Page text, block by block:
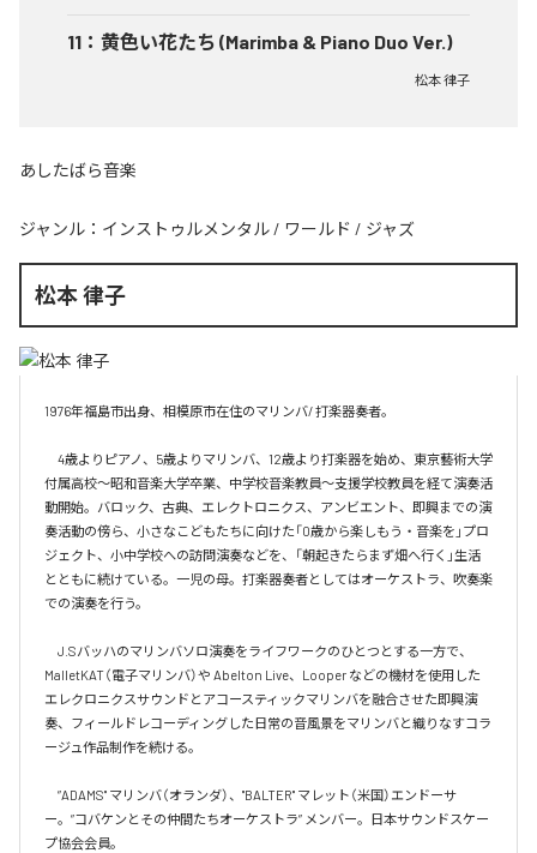
11 ： 黄色い花たち (Marimba & Piano Duo Ver.)
松本 律子
あしたばら音楽
ジャンル： インストゥルメンタル / ワールド / ジャズ
松本 律子
1976年福島市出身、相模原市在住のマリンバ/ 打楽器奏者。
4歳よりピアノ、5歳よりマリンバ、12歳より打楽器を始め、東京藝術大学
付属高校～昭和音楽大学卒業、中学校音楽教員～支援学校教員を経て演奏活
動開始。バロック、古典、エレクトロニクス、アンビエント、即興までの演
奏活動の傍ら、小さなこどもたちに向けた「0歳から楽しもう・音楽を」プロ
ジェクト、小中学校への訪問演奏などを、「朝起きたらまず畑へ行く」生活
とともに続けている。一児の母。打楽器奏者としてはオーケストラ、吹奏楽
での演奏を行う。
J.Sバッハのマリンバソロ演奏をライフワークのひとつとする一方で、
MalletKAT（電子マリンバ）や Abelton Live、Looper などの機材を使用した
エレクロニクスサウンドとアコースティックマリンバを融合させた即興演
奏、フィールドレコーディングした日常の音風景をマリンバと織りなすコラ
ージュ作品制作を続ける。
”ADAMS" マリンバ（オランダ）、"BALTER" マレット（米国）エンドーサ
ー。”コバケンとその仲間たちオーケストラ” メンバー。日本サウンドスケー
プ協会会員。